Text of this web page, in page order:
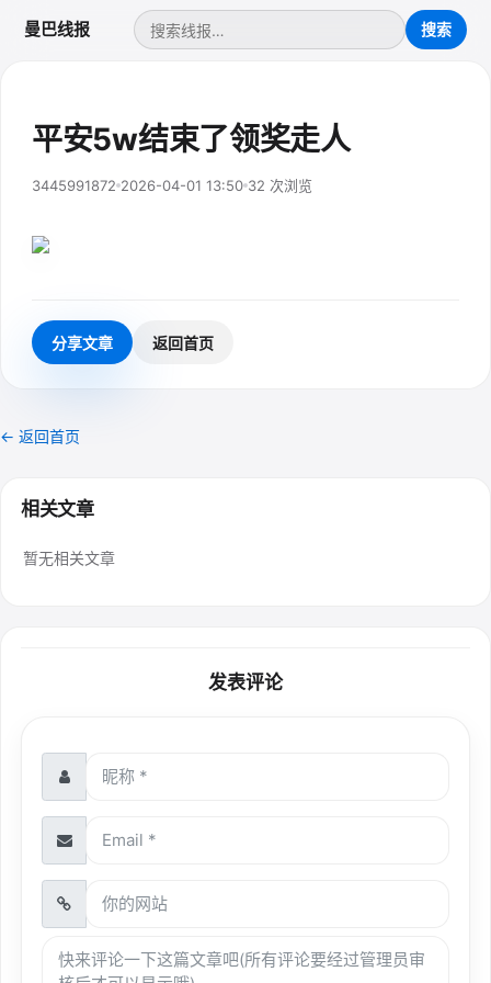
曼巴线报
平安5w结束了领奖走人
3445991872 2026-04-01 13:50 32 次浏览
分享文章 返回首页
← 返回首页
相关文章
暂无相关文章
发表评论